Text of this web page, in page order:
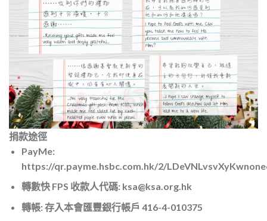
捐款途徑
PayMe:
https://qr.payme.hsbc.com.hk/2/
轉數快 FPS 收款人代碼: ksa@ksa.org.hk
轉帳: 存入本會匯豐銀行帳戶 416-4-010375